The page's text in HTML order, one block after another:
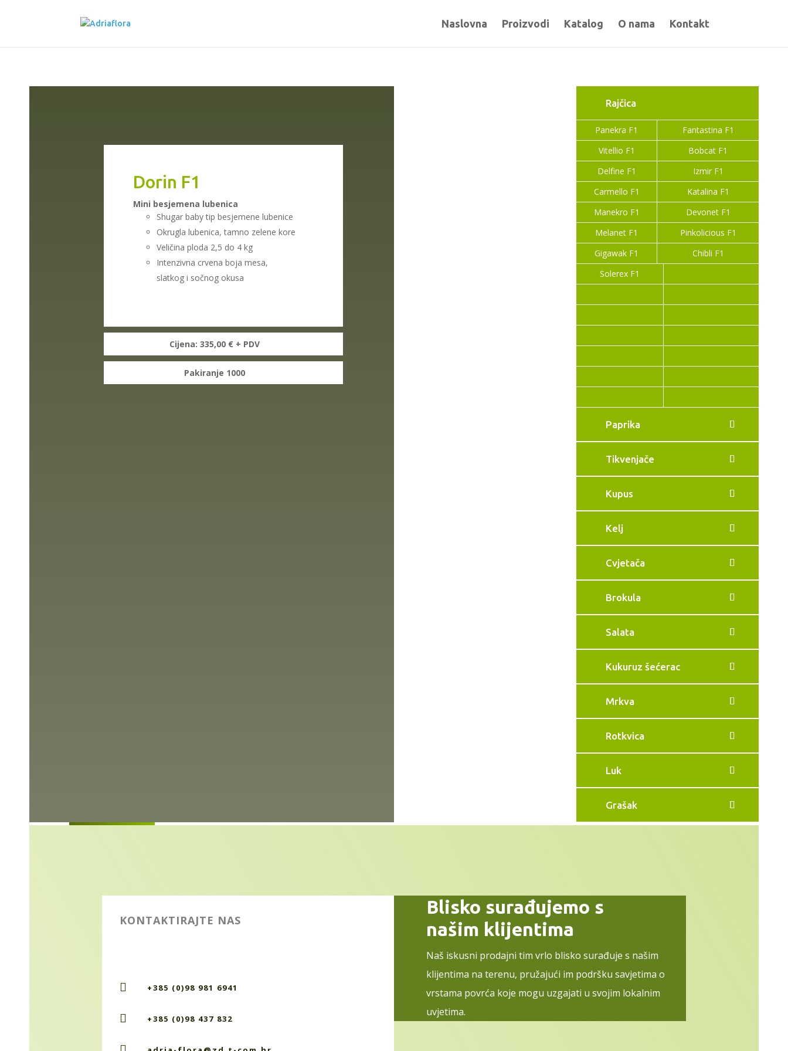
Naslovna Proizvodi Katalog O nama Kontakt
Dorin F1
Mini besjemena lubenica
Shugar baby tip besjemene lubenice
Okrugla lubenica, tamno zelene kore
Veličina ploda 2,5 do 4 kg
Intenzivna crvena boja mesa,
slatkog i sočnog okusa
Cijena: 335,00 € + PDV
Pakiranje 1000
Rajčica
Panekra F1
Fantastina F1
Vitellio F1
Bobcat F1
Delfine F1
Izmir F1
Carmello F1
Katalina F1
Manekro F1
Devonet F1
Melanet F1
Pinkolicious F1
Gigawak F1
Chibli F1
Solerex F1
Paprika
Tikvenjače
Kupus
Kelj
Cvjetača
Brokula
Salata
Kukuruz šećerac
Mrkva
Rotkvica
Luk
Grašak
KONTAKTIRAJTE NAS
 +385 (0)98 981 6941
 +385 (0)98 437 832
Blisko surađujemo s
našim klijentima
Naš iskusni prodajni tim vrlo blisko surađuje s našim
klijentima na terenu, pružajući im podršku savjetima o
vrstama povrća koje mogu uzgajati u svojim lokalnim
uvjetima.